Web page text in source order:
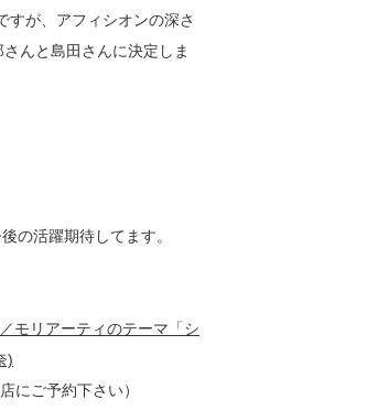
すが、アフィシオンの深さ
んと島田さんに決定しま
の活躍期待してます。
リアーティのテーマ「シ
)
にご予約下さい）